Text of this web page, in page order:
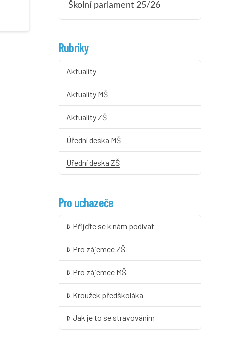
Školní parlament 25/26
Rubriky
Aktuality
Aktuality MŠ
Aktuality ZŠ
Úřední deska MŠ
Úřední deska ZŠ
Pro uchazeče
Přijďte se k nám podívat
Pro zájemce ZŠ
Pro zájemce MŠ
Kroužek předškoláka
Jak je to se stravováním